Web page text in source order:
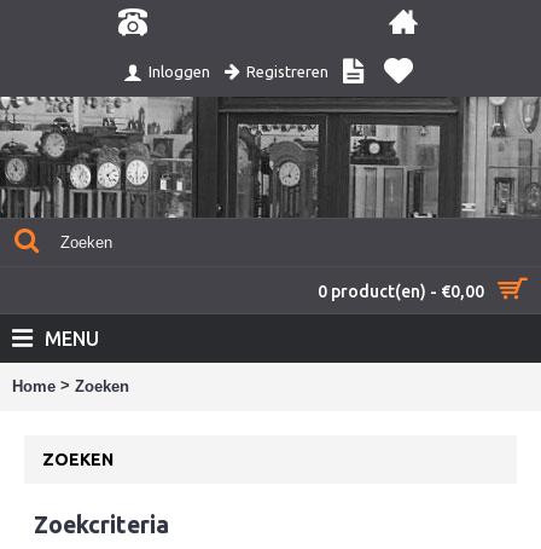
Inloggen Registreren
0 product(en) - €0,00
MENU
Home > Zoeken
ZOEKEN
Zoekcriteria